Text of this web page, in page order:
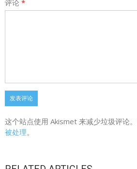
评论 *
这个站点使用 Akismet 来减少垃圾评论。
被处理。